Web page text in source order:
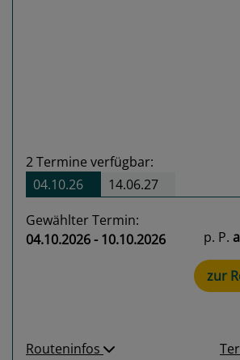
2Termine verfügbar:
04.10.26
14.06.27
Gewählter Termin:
04.10.2026 - 10.10.2026
p. P.
zur
Routeninfos